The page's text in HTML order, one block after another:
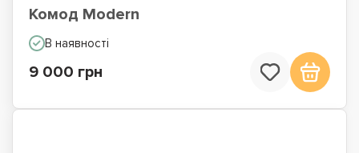
Комод Modern
В наявності
9 000 грн